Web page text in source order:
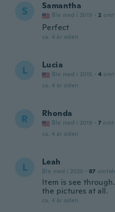
S Samantha
Ble med i 2019 · 2
Perfect
ca. 4 år siden
L Lucia
Ble med i 2015 · 4
ca. 4 år siden
R Rhonda
Ble med i 2019 · 7
ca. 4 år siden
L Leah
Ble med i 2020 · 87
Item is see
the pictures at all.
ca. 4 år siden